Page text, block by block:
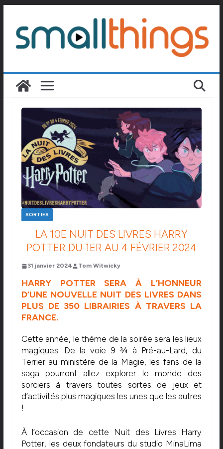
contenu
SORTIES
LA 10E NUIT DES LIVRES HARRY
POTTER DU 1ER AU 4 FÉVRIER 2024
31 janvier 2024 Tom Witwicky
HARRY POTTER SERA À L’HONNEUR
D’UNE NOUVELLE NUIT DES LIVRES DANS
PLUS DE 350 LIBRAIRIES À TRAVERS LA
FRANCE.
Cette année, le thème de la soirée sera les lieux
magiques. De la voie 9 3⁄4 à Pré-au-Lard, du
Terrier au ministère de la Magie, les fans de la
saga pourront allez explorer le monde des
sorciers à travers toutes sortes de jeux et
d’activités plus magiques les unes que les autres
!
À l’occasion de cette Nuit des Livres Harry
Potter, les deux fondateurs du studio MinaLima